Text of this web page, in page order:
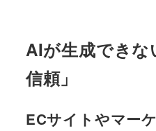
AIが生成できな
信頼」
ECサイトやマー